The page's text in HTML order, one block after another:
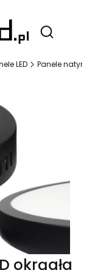
Otwórz
LED Panele
okrągła